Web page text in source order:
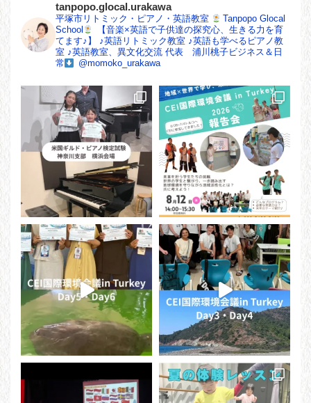
tanpopo.glocal.urakawa
平塚市リトミック・ピアノ・英語教室
Tanpopo Glocal
School
【音楽×英語で子供達の探究心、生きる力を育
てます♪】
♪英語リトミック教室 ♪英語も学べるピアノ教
室 ♪英語教室、異文化交流 代表 浦川桃子ビジネス＆日
常
@momoko_urakawa